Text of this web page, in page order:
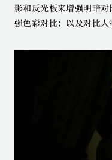
影和反光板来增强明暗
强色彩对比；以及对比人